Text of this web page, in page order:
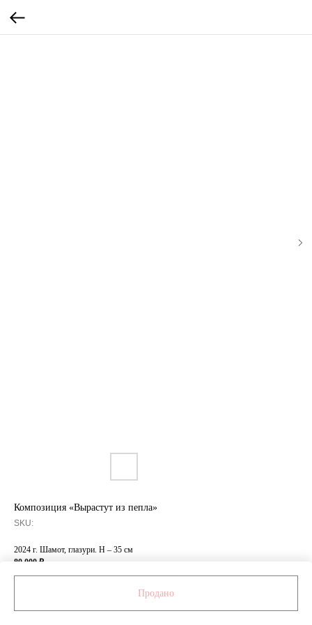
Композиция «Вырастут из пепла»
SKU:
2024 г. Шамот, глазури. H – 35 см
80 000 ₽